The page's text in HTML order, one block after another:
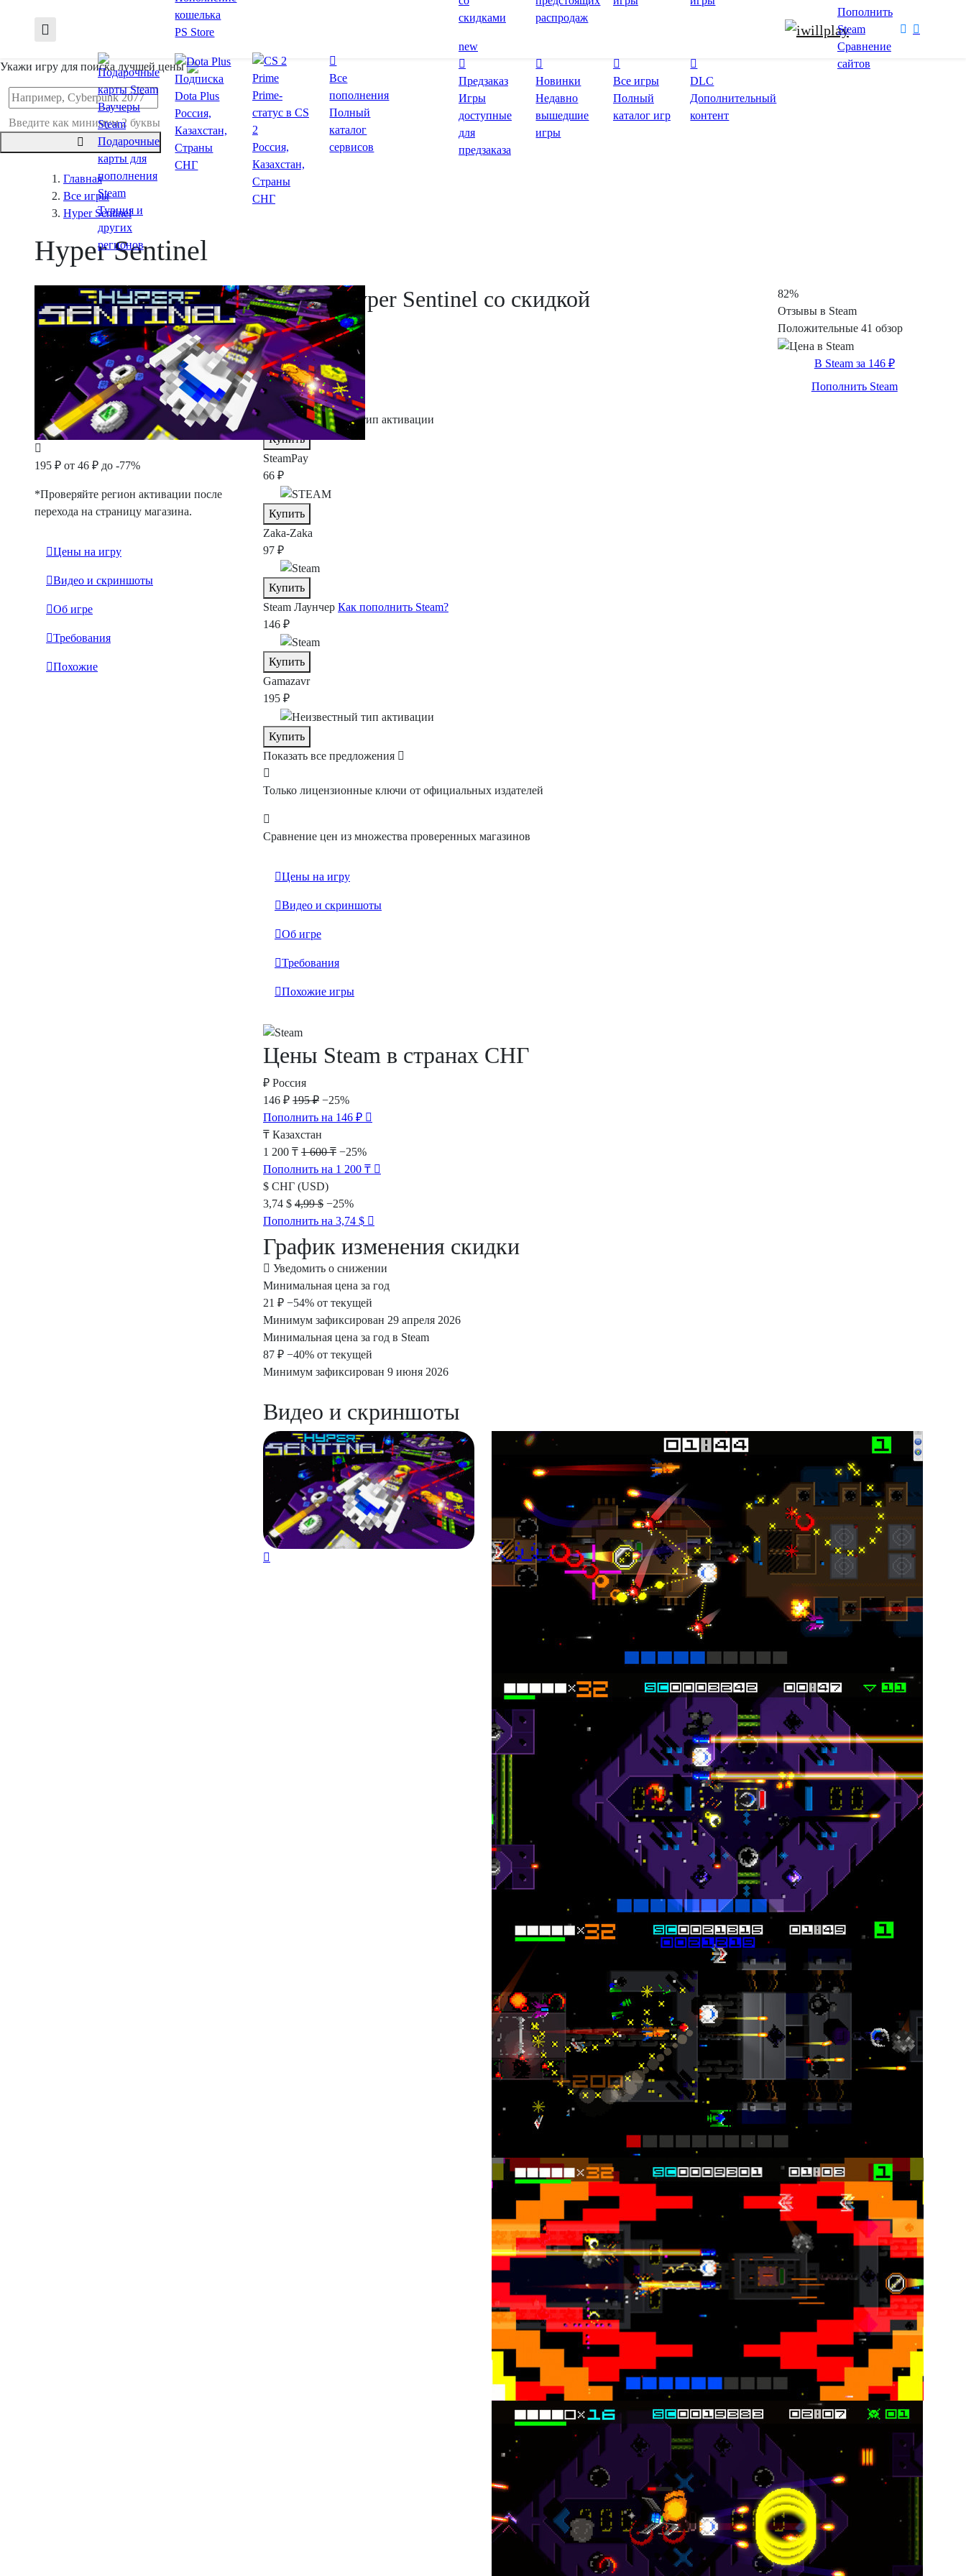
кошелька
PS Store
Ваучеры
Steam
Подарочные
карты для
пополнения
Steam
Турция и
других
регионов
Подписка
Dota Plus
Россия,
Казахстан,
Страны
СНГ
Prime-
статус в CS
2
Россия,
Казахстан,
Страны
СНГ
Все
пополнения
Полный
каталог
сервисов
скидками
new
распродаж
Предзаказ
Игры
доступные
для
предзаказа
Новинки
Недавно
вышедшие
игры
Все игры
Полный
каталог игр
DLC
Дополнительный
контент
Пополнить
Steam
Сравнение
сайтов
Укажи игру для поиска лучшей цены
Введите как минимум 2 буквы
Главная
Все игры
Hyper Sentinel
Hyper Sentinel
Купить Hyper Sentinel со скидкой
Все цены
Лаунчеры
Магазины
KFG Маркетплейс
46 ₽
Купить
SteamPay
66 ₽
Купить
Zaka-Zaka
97 ₽
Купить
Steam Лаунчер Как пополнить Steam?
146 ₽
Купить
Gamazavr
195 ₽
Купить
Показать все предложения
82%
Отзывы в Steam
Положительные 41 обзор
В Steam за 146 ₽
Пополнить Steam
Только лицензионные ключи от официальных издателей
Сравнение цен из множества проверенных магазинов
Цены на игру
Видео и скриншоты
Об игре
Требования
Похожие игры
Цены Steam в странах СНГ
₽ Россия
146 ₽ 195 ₽ −25%
Пополнить на 146 ₽
₸ Казахстан
1 200 ₸ 1 600 ₸ −25%
Пополнить на 1 200 ₸
$ СНГ (USD)
3,74 $ 4,99 $ −25%
Пополнить на 3,74 $
График изменения скидки
Уведомить о снижении
Минимальная цена за год
21 ₽ −54% от текущей
Минимум зафиксирован 29 апреля 2026
Минимальная цена за год в Steam
87 ₽ −40% от текущей
Минимум зафиксирован 9 июня 2026
Видео и скриншоты
195 ₽ от 46 ₽ до -77%
*Проверяйте регион активации после
перехода на страницу магазина.
Цены на игру
Видео и скриншоты
Об игре
Требования
Похожие